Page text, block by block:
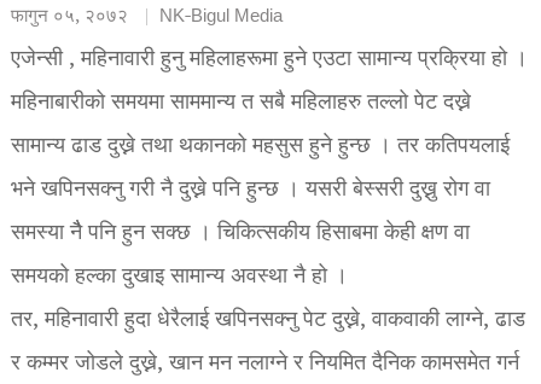
फागुन ०५, २०७२ NK-Bigul Media
एजेन्सी , महिनावारी हुनु महिलाहरूमा हुने एउटा सामान्य प्रक्रिया हो ।
महिनाबारीको समयमा साममान्य त सबै महिलाहरु तल्लो पेट दख्ने
सामान्य ढाड दुख्ने तथा थकानको महसुस हुने हुन्छ । तर कतिपयलाई
भने खपिनसक्नु गरी नै दुख्ने पनि हुन्छ । यसरी बेस्सरी दुख्नु रोग वा
समस्या नैै पनि हुन सक्छ । चिकित्सकीय हिसाबमा केही क्षण वा
समयको हल्का दुखाइ सामान्य अवस्था नै हो ।
तर, महिनावारी हुदा धेरैलाई खपिनसक्नु पेट दुख्ने, वाकवाकी लाग्ने, ढाड
र कम्मर जोडले दुख्ने, खान मन नलाग्ने र नियमित दैनिक कामसमेत गर्न